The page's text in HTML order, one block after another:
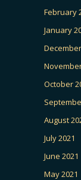
February
January
October
August
July 2021
June 2021
May 2021